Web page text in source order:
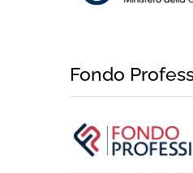
Fondo